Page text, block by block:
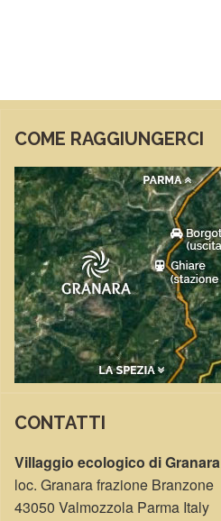
COME RAGGIUNGERCI
CONTATTI
Villaggio ecologico di Granara
loc. Granara frazione Branzone
43050 Valmozzola Parma Italy